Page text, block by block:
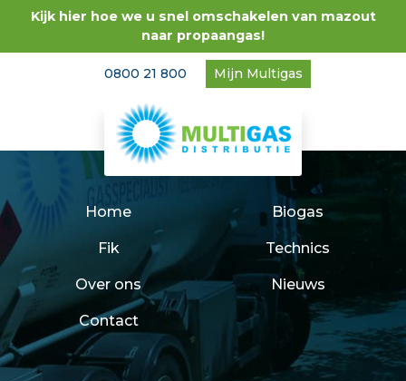
Kijk hier hoe we u snel omschakelen van mazout
naar propaangas!
0800 21 800 Mijn Multigas
Home Biogas
Fik Technics
Over ons Nieuws
Contact